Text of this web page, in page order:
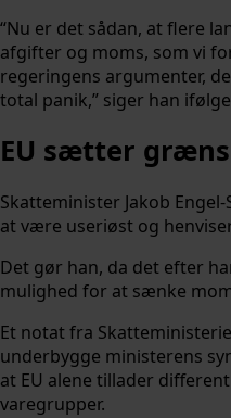
“Nu er det sådan, at flere
afgifter og moms, som vi
regeringens argumenter,
total panik,” siger han ifølge
EU sætter
Skatteminister Jakob
at være useriøst og
Det gør han, da det efter
mulighed for at sænke
Et notat fra
underbygge ministerens
at EU alene tillader
varegrupper.